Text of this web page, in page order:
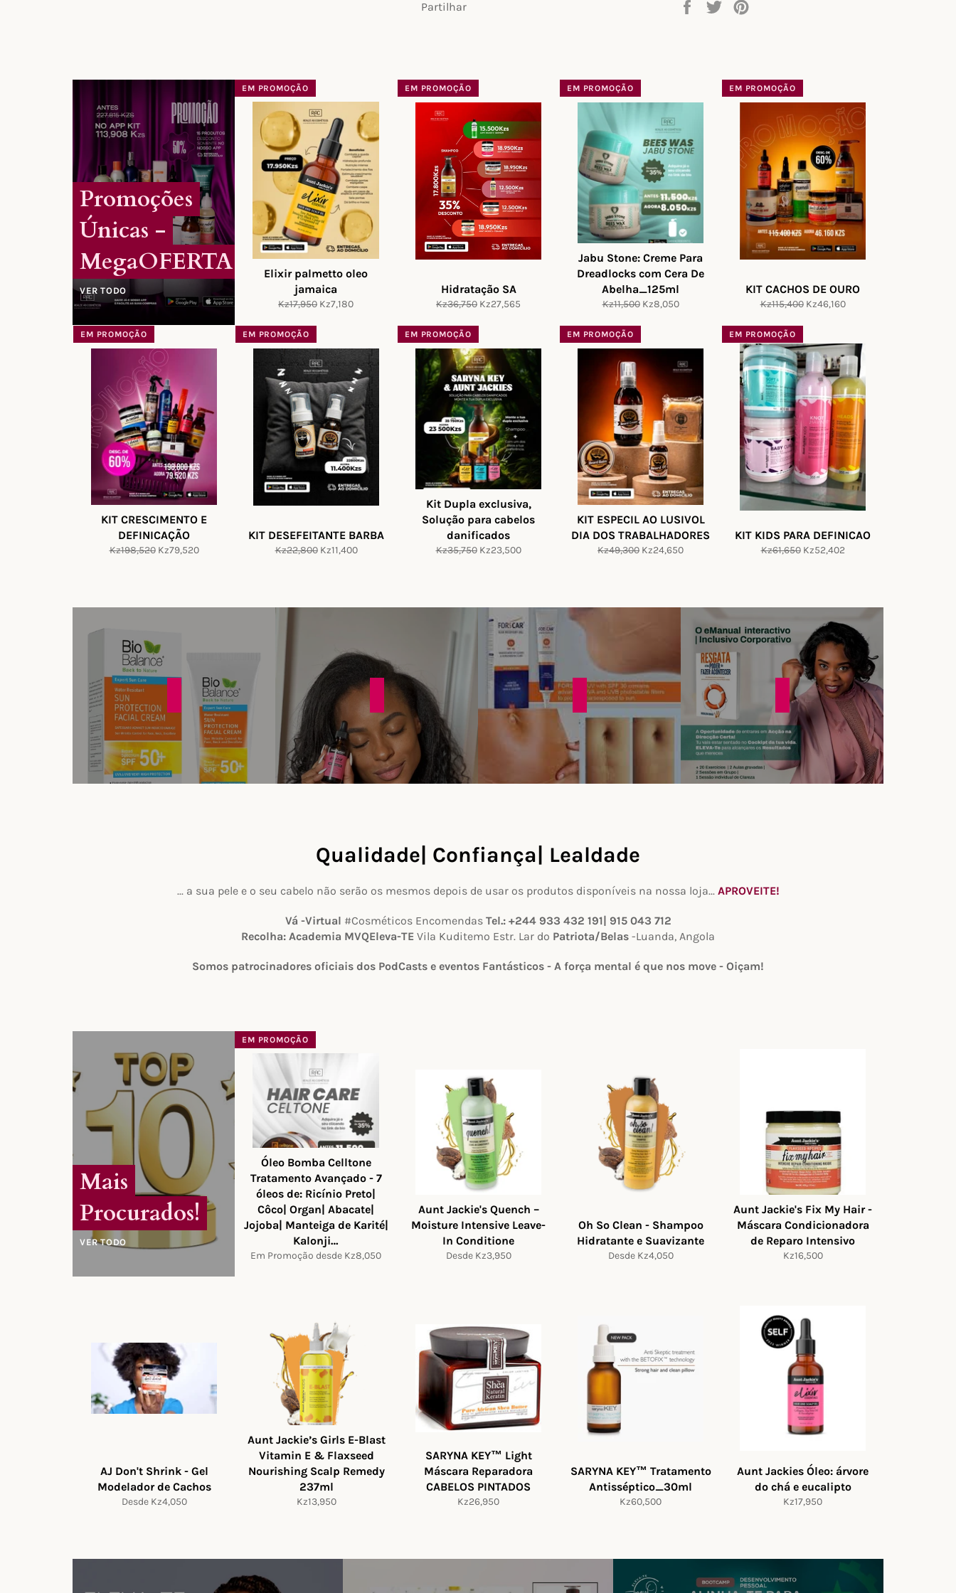
Partilhar
PartilheTwittarAdicione
Promoções
Únicas -
MegaOFERTA
VER TODO
Elixir palmetto oleo
jamaica
Preço
Kz17,950 Preço
Kz7,180
EM PROMOÇÃO
Hidratação SA
Preço
Kz36,750 Preço
Kz27,565
EM PROMOÇÃO
Jabu Stone: Creme Para
Dreadlocks com Cera De
Abelha_125ml
Preço
Kz11,500 Preço
Kz8,050
EM PROMOÇÃO
KIT CACHOS DE OURO
Preço
Kz115,400 Preço
Kz46,160
EM PROMOÇÃO
KIT CRESCIMENTO E
DEFINICAÇÃO
Preço
Kz198,520 Preço
Kz79,520
EM PROMOÇÃO
KIT DESEFEITANTE BARBA
Preço
Kz22,800 Preço
Kz11,400
EM PROMOÇÃO
Kit Dupla exclusiva,
Solução para cabelos
danificados
Preço
Kz35,750 Preço
Kz23,500
EM PROMOÇÃO
KIT ESPECIL AO LUSIVOL
DIA DOS TRABALHADORES
Preço
Kz49,300 Preço
Kz24,650
EM PROMOÇÃO
KIT KIDS PARA DEFINICAO
Preço
Kz61,650 Preço
Kz52,402
EM PROMOÇÃO
Qualidade| Confiança| Lealdade
... a sua pele e o seu cabelo não serão os mesmos depois de usar os produtos disponíveis na nossa loja... APROVEITE!
Vá -Virtual #Cosméticos Encomendas Tel.: +244 933 432 191| 915 043 712
Recolha: Academia MVQEleva-TE Vila Kuditemo Estr. Lar do Patriota/Belas -Luanda, Angola
Somos patrocinadores oficiais dos PodCasts e eventos Fantásticos - A força mental é que nos move - Oiçam!
Mais
Procurados!
VER TODO
Óleo Bomba Celltone
Tratamento Avançado - 7
óleos de: Ricínio Preto|
Côco| Organ| Abacate|
Jojoba| Manteiga de Karité|
Kalonji…
Em Promoção desde Kz8,050
EM PROMOÇÃO
Aunt Jackie's Quench –
Moisture Intensive Leave-
In Conditione
Desde Kz3,950
Oh So Clean - Shampoo
Hidratante e Suavizante
Desde Kz4,050
Aunt Jackie's Fix My Hair -
Máscara Condicionadora
de Reparo Intensivo
Preço
Kz16,500
AJ Don't Shrink - Gel
Modelador de Cachos
Desde Kz4,050
Aunt Jackie’s Girls E-Blast
Vitamin E & Flaxseed
Nourishing Scalp Remedy
237ml
Preço
Kz13,950
SARYNA KEY™ Light
Máscara Reparadora
CABELOS PINTADOS
Preço
Kz26,950
SARYNA KEY™ Tratamento
Antisséptico_30ml
Preço
Kz60,500
Aunt Jackies Óleo: árvore
do chá e eucalipto
Preço
Kz17,950